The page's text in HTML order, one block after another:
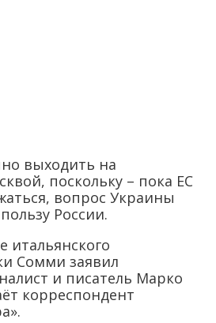
выходить на
поскольку – пока ЕС
вопрос Украины
России.
итальянского
Сомми заявил
и писатель Марко
корреспондент